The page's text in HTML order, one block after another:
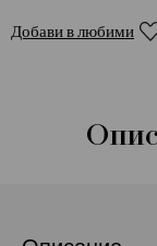
Добави в любими